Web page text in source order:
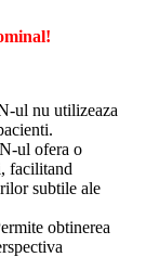
ul nu utilizeaza
ul ofera o
facilitand
subtile ale
obtinerea